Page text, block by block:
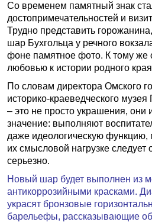
Со временем памятный знак
достопримечательностей и
Трудно представить
шар Бухгольца у речного
фоне памятное фото. К тому же
любовью к истории родного
По словам директора Омского
историко-краеведческого
– это не просто украшения, они
значение: выполняют
даже идеологическую функцию,
их смысловой нагрузке следует
серьезно.
Новый шар будет выполнен из
антикоррозийными красками.
украсят бронзовые
барельефы, рассказывающие об